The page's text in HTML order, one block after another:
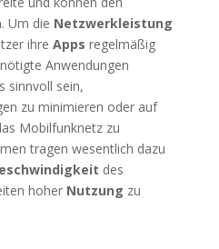
Um die Netzwerkleistung
ihre Apps regelmäßig
Anwendungen
sinnvoll sein,
zu minimieren oder auf
Mobilfunknetz zu
tragen wesentlich dazu
des
hoher Nutzung zu